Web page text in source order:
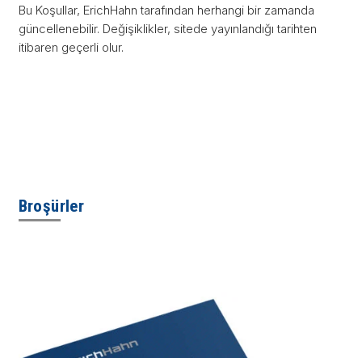
Bu Koşullar, ErichHahn tarafından herhangi bir zamanda
güncellenebilir. Değişiklikler, sitede yayınlandığı tarihten
itibaren geçerli olur.
Broşürler